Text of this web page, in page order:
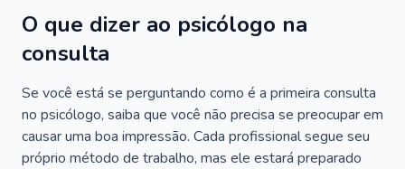
O que dizer ao psicólogo na
consulta
Se você está se perguntando como é a primeira consulta
no psicólogo, saiba que você não precisa se preocupar em
causar uma boa impressão. Cada profissional segue seu
próprio método de trabalho, mas ele estará preparado